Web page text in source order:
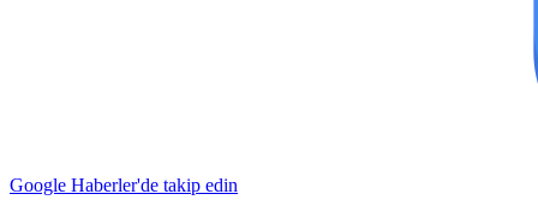
Google Haberler'de takip edin